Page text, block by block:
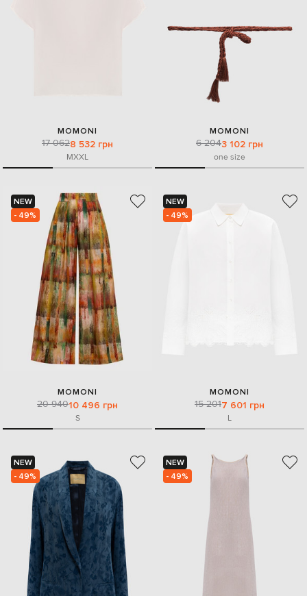
MOMONI
17 0628 532 грн
MXXL
MOMONI
6 2043 102 грн
one size
NEW
- 49%
MOMONI
20 94010 496 грн
S
NEW
- 49%
MOMONI
15 2017 601 грн
L
NEW
- 49%
NEW
- 49%